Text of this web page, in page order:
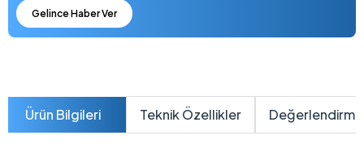
Gelince Haber Ver
Ürün Bilgileri Teknik Özellikler